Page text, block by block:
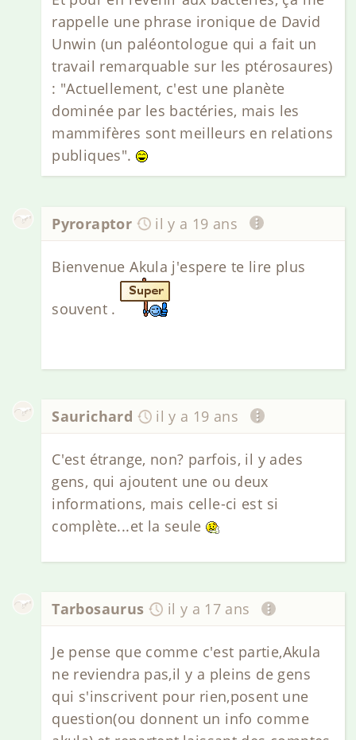
rappelle une phrase ironique de David
Unwin (un paléontologue qui a fait un
travail remarquable sur les ptérosaures)
: "Actuellement, c'est une planète
dominée par les bactéries, mais les
mammifères sont meilleurs en relations
publiques".
Pyroraptor il y a 19 ans
Bienvenue Akula j'espere te lire plus
souvent .
Saurichard il y a 19 ans
C'est étrange, non? parfois, il y ades
gens, qui ajoutent une ou deux
informations, mais celle-ci est si
complète...et la seule
Tarbosaurus il y a 17 ans
Je pense que comme c'est partie,Akula
ne reviendra pas,il y a pleins de gens
qui s'inscrivent pour rien,posent une
question(ou donnent un info comme